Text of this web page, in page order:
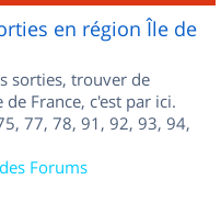
en région Île de
sorties, trouver de
France, c'est par ici.
77, 78, 91, 92, 93, 94,
Forums